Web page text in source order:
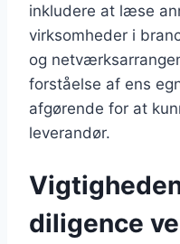
inkludere at læse
virksomheder i
og
forståelse af ens
afgørende for at
leverandør.
diligence